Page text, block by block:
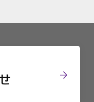
の方針を遵
保護に努
よう法令遵